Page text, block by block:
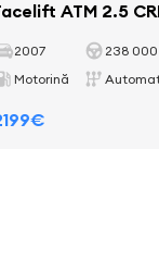
piele
ATM 2.5
2007
238
Motorină